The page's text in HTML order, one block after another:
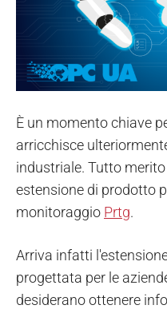
È un momento chiave
arricchisce
industriale. Tutto
estensione di prodotto
monitoraggio Prtg.
Arriva infatti
progettata per le
desiderano ottenere